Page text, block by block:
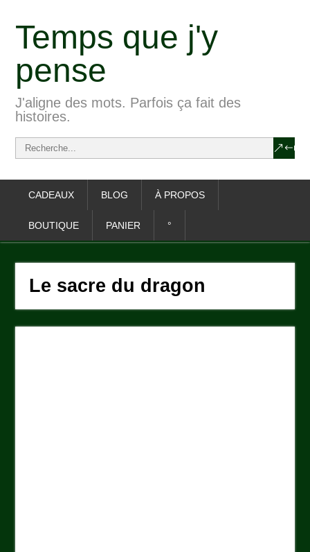
Temps que j'y
pense
J'aligne des mots. Parfois ça fait des
histoires.
CADEAUX BLOG À PROPOS
BOUTIQUE PANIER °
Le sacre du dragon